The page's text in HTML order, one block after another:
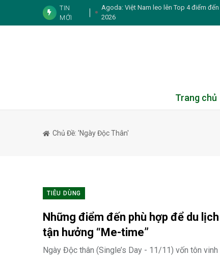
TIN
MỚI
Agoda: Việt Nam leo lên Top 4 điểm
2026
Booking.com khơi nguồn cảm hứng du
Duniverse “chơi lớn” mời hai
5 thói quen
Trang chủ
Chủ Đề: 'ngày Độc Thân'
TIÊU DÙNG
Những điểm đến phù hợp để du
tận hưởng “Me-time”
Ngày Độc thân (Single’s Day - 11/11) vốn tôn